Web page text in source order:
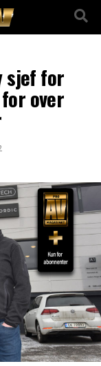
sjef for
over